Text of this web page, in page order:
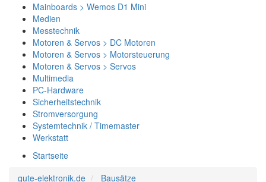
Mainboards > Wemos D1 Mini
Medien
Messtechnik
Motoren & Servos > DC Motoren
Motoren & Servos > Motorsteuerung
Motoren & Servos > Servos
Multimedia
PC-Hardware
Sicherheitstechnik
Stromversorgung
Systemtechnik / Timemaster
Werkstatt
Startseite
gute-elektronik.de
Bausätze